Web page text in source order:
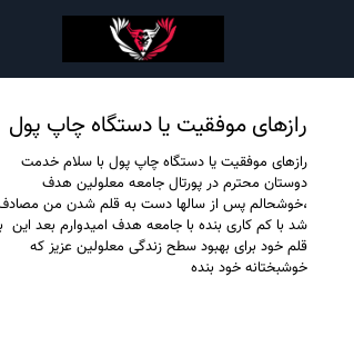
رازهای موفقیت یا دستگاه چاپ پول
رازهای موفقیت یا دستگاه چاپ پول با سلام خدمت
دوستان محترم در پورتال جامعه معلولین هدف
،خوشحالم پس از سالها دست به قلم شدن من
شد با کم کاری بنده با جامعه هدف امیدوارم بعد این
قلم خود برای بهبود سطح زندگی معلولین عزیز که
خوشبختانه خود بنده